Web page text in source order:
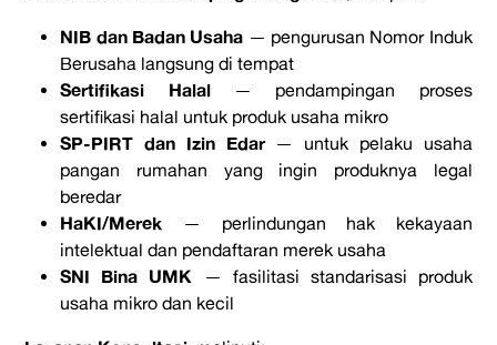
NIB dan Badan Usaha — pengurusan Nomor Induk
Berusaha langsung di tempat
Sertifikasi Halal— pendampingan proses
sertifikasi halal untuk produk usaha mikro
SP-PIRT dan Izin Edar— untuk pelaku usaha
pangan rumahan yang ingin produknya legal
beredar
HaKI/Merek — perlindungan hak kekayaan
intelektual dan pendaftaran merek usaha
SNI Bina UMK — fasilitasi standarisasi produk
usaha mikro dan kecil